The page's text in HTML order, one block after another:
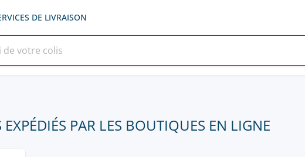
DE LIVRAISON
PAR LES BOUTIQUES EN LIGNE